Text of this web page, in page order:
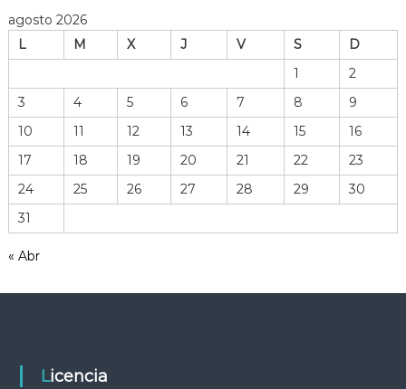
h
o
h
r
r
m
i
n
agosto 2026
L
M X J V S
D
1
2
3
4 5 6 7 8
9
10
11 12 13 14 15
16
17
18 19 20 21 22
23
24
25 26 27 28 29
30
31
« Abr
Licencia